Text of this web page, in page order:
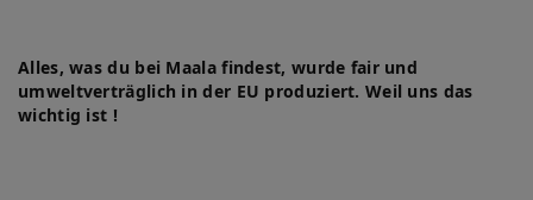
Alles, was du bei Maala findest, wurde fair und
umweltverträglich in der EU produziert. Weil uns das
wichtig ist !